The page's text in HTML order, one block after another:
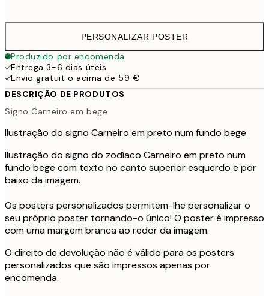
PERSONALIZAR POSTER
Produzido por encomenda
Entrega 3-6 dias úteis
Envio gratuit o acima de 59 €
DESCRIÇÃO DE PRODUTOS
Signo Carneiro em bege
Ilustração do signo Carneiro em preto num fundo bege
Ilustração do signo do zodíaco Carneiro em preto num
fundo bege com texto no canto superior esquerdo e por
baixo da imagem.
Os posters personalizados permitem-lhe personalizar o
seu próprio poster tornando-o único! O poster é impresso
com uma margem branca ao redor da imagem.
O direito de devolução não é válido para os posters
personalizados que são impressos apenas por
encomenda.